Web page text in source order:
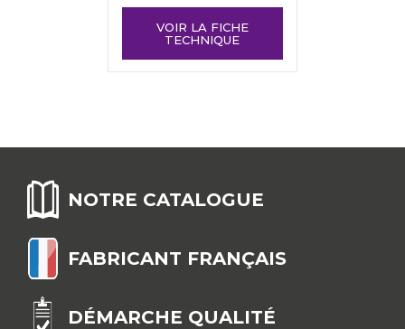
VOIR LA FICHE
TECHNIQUE
NOTRE CATALOGUE
FABRICANT FRANÇAIS
DÉMARCHE QUALITÉ